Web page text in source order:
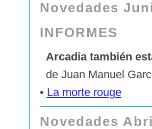
Novedades
INFORMES
Arcadia también
de Juan Manuel
• La morte rouge
Novedades